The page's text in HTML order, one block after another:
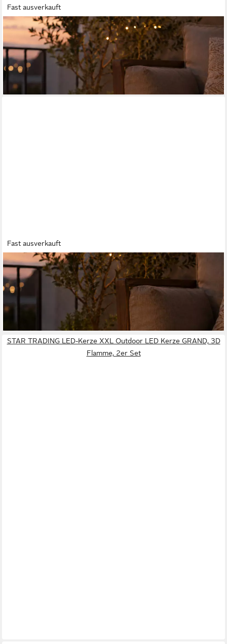
Fast ausverkauft
MARELIDA
LED-Kerze XXL LED Kerze für Außen Outdoorkerze H: 32,5cm
D: 10cm Timer Sensor, LED Classic, warmweiß (2100K bis
3000K)
20,39 €
lieferbar - in 2-3 Werktagen bei dir
Fast ausverkauft
MARELIDA
LED-Kerze XXL LED Kerze für Außen Outdoorkerze H: 37,5cm
D: 10cm Timer Sensor, LED Classic, warmweiß (2100K bis
3000K)
23,09 €
lieferbar - in 2-3 Werktagen bei dir
STAR TRADING LED-Kerze XXL Outdoor LED Kerze GRAND, 3D
Flamme, 2er Set